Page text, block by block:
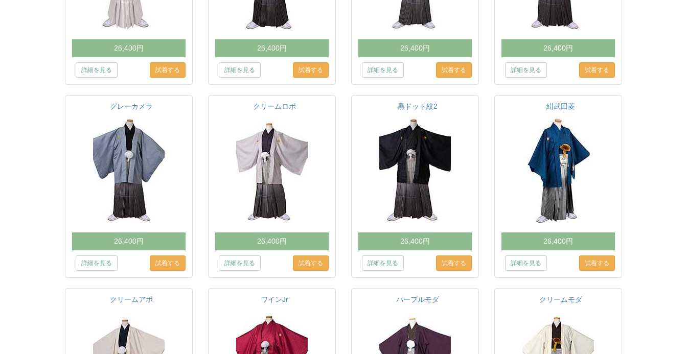
26,400円
詳細を見る
26,400円
詳細を見る
26,400円
詳細を見る
26,400円
詳細を見る
グレーカメラ
26,400円
詳細を見る
クリームロボ
26,400円
詳細を見る
黒ドット紋2
26,400円
詳細を見る
紺武田菱
26,400円
詳細を見る
クリームアポ ワインJr パープルモダ クリームモダ